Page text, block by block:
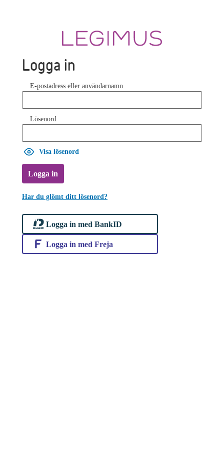
Logga in
E-postadress eller användarnamn
Lösenord
Visa lösenord
Logga in
Har du glömt ditt lösenord?
Logga in med BankID
Logga in med Freja